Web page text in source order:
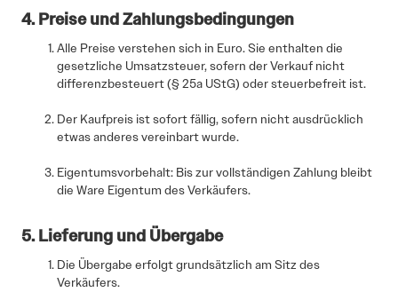
4. Preise und Zahlungsbedingungen
Alle Preise verstehen sich in Euro. Sie enthalten die
gesetzliche Umsatzsteuer, sofern der Verkauf nicht
differenzbesteuert (§ 25a UStG) oder steuerbefreit ist.
Der Kaufpreis ist sofort fällig, sofern nicht ausdrücklich
etwas anderes vereinbart wurde.
Eigentumsvorbehalt: Bis zur vollständigen Zahlung bleibt
die Ware Eigentum des Verkäufers.
5. Lieferung und Übergabe
Die Übergabe erfolgt grundsätzlich am Sitz des
Verkäufers.